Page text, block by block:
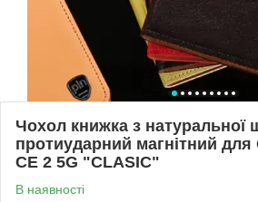
Чохол книжка з натуральної
протиударний магнітний
CE 2 5G "CLASIC"
В наявності